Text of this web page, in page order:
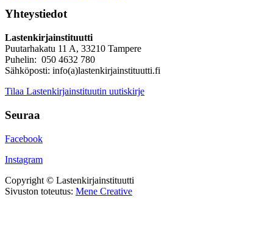
Yhteystiedot
Lastenkirjainstituutti
Puutarhakatu 11 A, 33210 Tampere
Puhelin: 050 4632 780
Sähköposti: info(a)lastenkirjainstituutti.fi
Tilaa Lastenkirjainstituutin uutiskirje
Seuraa
Facebook
Instagram
Copyright © Lastenkirjainstituutti
Sivuston toteutus: Mene Creative